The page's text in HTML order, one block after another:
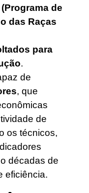
de
das Raças
para
.
de
, que
de
os técnicos,
décadas de
eficiência.